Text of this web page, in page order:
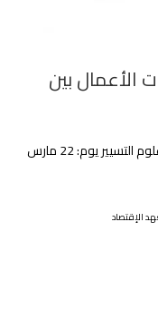
الأعمال بين
من تنظيم معهد العلوم الاقتصادية والتجارية وعلوم التسيير يوم: 22 مارس
الإقتصاد